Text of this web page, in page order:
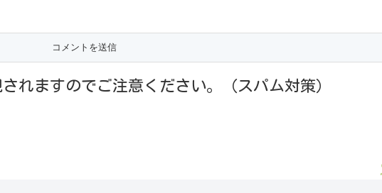
れますのでご注意ください。（スパム対策）